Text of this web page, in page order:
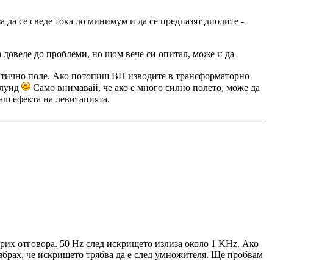
се сведе тока до минимум и да се предпазят диодите -
до проблеми, но щом вече си опитал, може и да
поле. Ако потопиш ВН изводите в трансформаторно
Само внимавай, че ако е много силно полето, може да
ефекта на левитацията.
отговора. 50 Hz след искрището излиза около 1 KHz. Ако
че искрището трябва да е след умножителя. Ще пробвам